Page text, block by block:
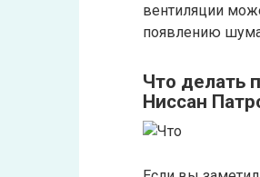
вентиляции
появлению шума
Что делать
Ниссан